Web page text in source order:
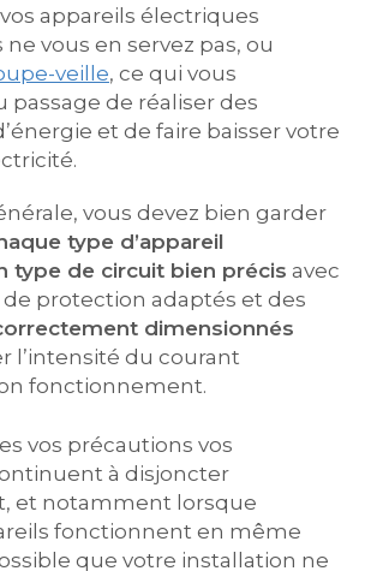
appareils électriques
ne vous en servez pas, ou
veille, ce qui vous
passage de réaliser des
et de faire baisser votre
vous devez bien garder
type d’appareil
type de circuit bien précis avec
protection adaptés et des
dimensionnés
l’intensité du courant
fonctionnement.
vos précautions vos
à disjoncter
et notamment lorsque
fonctionnent en même
que votre installation ne